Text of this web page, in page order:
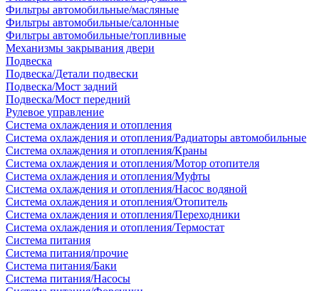
Фильтры автомобильные/масляные
Фильтры автомобильные/салонные
Фильтры автомобильные/топливные
Механизмы закрывания двери
Подвеска
Подвеска/Детали подвески
Подвеска/Мост задний
Подвеска/Мост передний
Рулевое управление
Система охлаждения и отопления
Система охлаждения и отопления/Радиаторы автомобильные
Система охлаждения и отопления/Краны
Система охлаждения и отопления/Мотор отопителя
Система охлаждения и отопления/Муфты
Система охлаждения и отопления/Насос водяной
Система охлаждения и отопления/Отопитель
Система охлаждения и отопления/Переходники
Система охлаждения и отопления/Термостат
Система питания
Система питания/прочие
Система питания/Баки
Система питания/Насосы